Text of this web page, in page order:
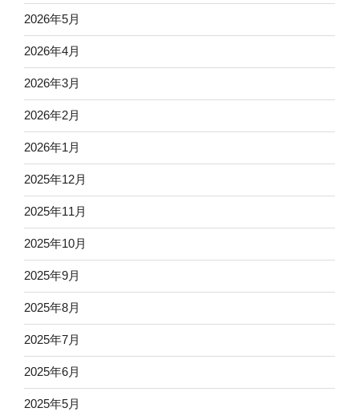
2026年5月
2026年4月
2026年3月
2026年2月
2026年1月
2025年12月
2025年11月
2025年10月
2025年9月
2025年8月
2025年7月
2025年6月
2025年5月